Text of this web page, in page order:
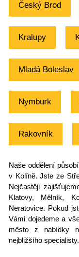
Český Brod
Kralupy
Mladá Boleslav
Nymburk
Rakovník
Naše oddělení
v Kolíně. Jste ze
Nejčastěji
Klatovy, Mělník,
Neratovice. Pokud
Vámi dojedeme a
město z nabídky
nejbližšího specialisty.